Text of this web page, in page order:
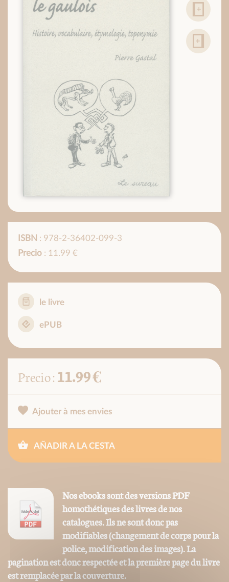
ISBN : 978-2-36402-099-3
Precio : 11.99 €
le livre
ePUB
Precio :11.99 €
Ajouter à mes envies
AÑADIR A LA CESTA
Nos ebooks sont des versions PDF
homothétiques des livres de nos
catalogues. Ils ne sont donc pas
modifiables (changement de corps pour la
police, modification des images). La
pagination est donc respectée et la première page du livre
est remplacée par la couverture.